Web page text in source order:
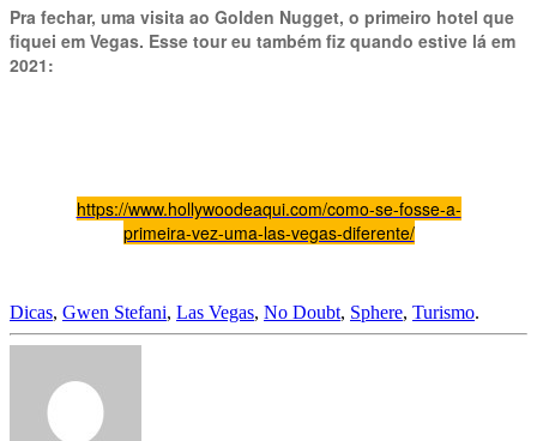
Pra fechar, uma visita ao Golden Nugget, o primeiro hotel que
fiquei em Vegas. Esse tour eu também fiz quando estive lá em
2021:
https://www.hollywoodeaqui.com/como-se-fosse-a-
primeira-vez-uma-las-vegas-diferente/
Dicas, Gwen Stefani, Las Vegas, No Doubt, Sphere, Turismo.